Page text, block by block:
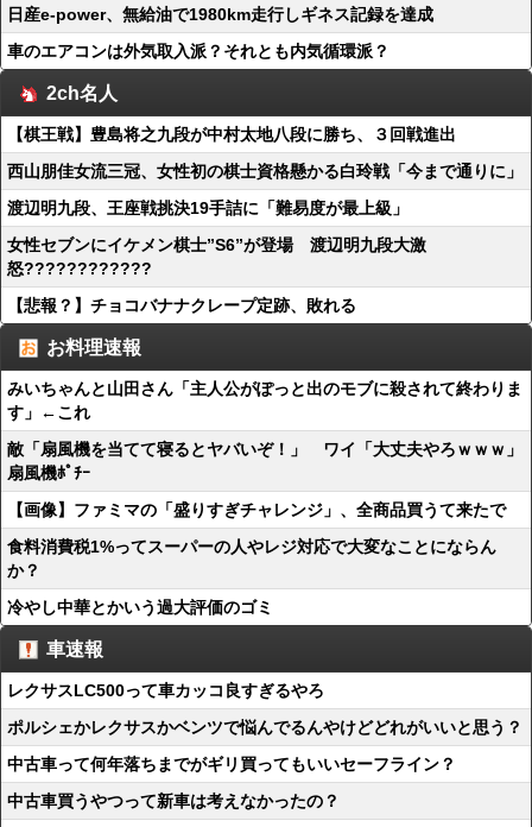
日産e-power、無給油で1980km走行しギネス記録を達成
車のエアコンは外気取入派？それとも内気循環派？
2ch名人
【棋王戦】豊島将之九段が中村太地八段に勝ち、３回戦進出
西山朋佳女流三冠、女性初の棋士資格懸かる白玲戦「今まで通りに」
渡辺明九段、王座戦挑決19手詰に「難易度が最上級」
女性セブンにイケメン棋士”S6”が登場 渡辺明九段大激
怒????????????
【悲報？】チョコバナナクレープ定跡、敗れる
お料理速報
みいちゃんと山田さん「主人公がぽっと出のモブに殺されて終わりま
す」←これ
敵「扇風機を当てて寝るとヤバいぞ！」 ワイ「大丈夫やろｗｗｗ」
扇風機ﾎﾟﾁｰ
【画像】ファミマの「盛りすぎチャレンジ」、全商品買うて来たで
食料消費税1%ってスーパーの人やレジ対応で大変なことにならん
か？
冷やし中華とかいう過大評価のゴミ
車速報
レクサスLC500って車カッコ良すぎるやろ
ポルシェかレクサスかベンツで悩んでるんやけどどれがいいと思う？
中古車って何年落ちまでがギリ買ってもいいセーフライン？
中古車買うやつって新車は考えなかったの？